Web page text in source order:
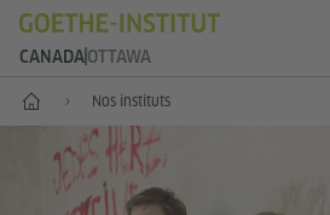
CANADAOTTAWA
Accueil Nos instituts